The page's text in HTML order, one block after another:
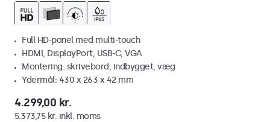
Full HD-panel med multi-touch
HDMI, DisplayPort, USB-C, VGA
Montering: skrivebord, indbygget, væg
Ydermål: 430 x 263 x 42 mm
4.299,00 kr.
5.373,75 kr. inkl. moms